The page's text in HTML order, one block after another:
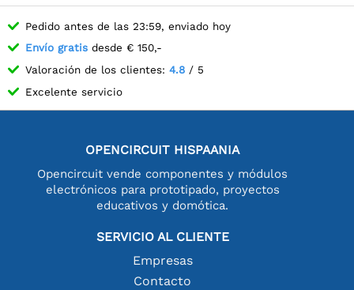
Pedido antes de las 23:59, enviado hoy
Envío gratis desde € 150,-
Valoración de los clientes: 4.8 / 5
Excelente servicio
OPENCIRCUIT HISPAANIA
Opencircuit vende componentes y módulos
electrónicos para prototipado, proyectos
educativos y domótica.
SERVICIO AL CLIENTE
Empresas
Contacto